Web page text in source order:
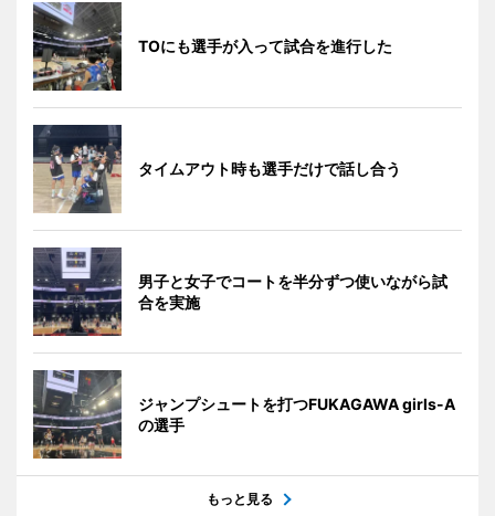
TOにも選手が入って試合を進行した
タイムアウト時も選手だけで話し合う
男子と女子でコートを半分ずつ使いながら試
合を実施
ジャンプシュートを打つFUKAGAWA girls-A
の選手
もっと見る